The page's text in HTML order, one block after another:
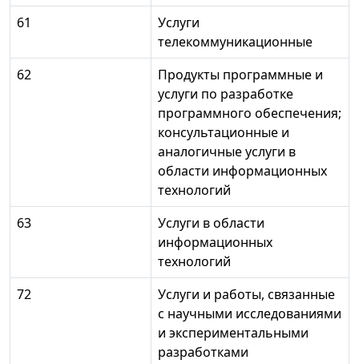
61
Услуги
телекоммуникационные
62
Продукты программные и
услуги по разработке
программного обеспечения;
консультационные и
аналогичные услуги в
области информационных
технологий
63
Услуги в области
информационных
технологий
72
Услуги и работы, связанные
с научными исследованиями
и экспериментальными
разработками